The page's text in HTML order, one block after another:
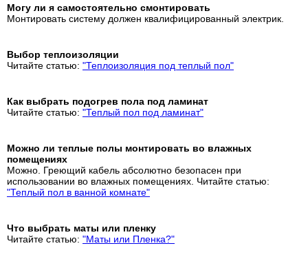
Могу ли я самостоятельно смонтировать
Монтировать систему должен квалифицированный электрик.
Выбор теплоизоляции
Читайте статью: "Теплоизоляция под теплый пол"
Как выбрать подогрев пола под ламинат
Читайте статью: "Теплый пол под ламинат"
Можно ли теплые полы монтировать во влажных
помещениях
Можно. Греющий кабель абсолютно безопасен при
использовании во влажных помещениях. Читайте статью:
"Теплый пол в ванной комнате"
Что выбрать маты или пленку
Читайте статью: "Маты или Пленка?"